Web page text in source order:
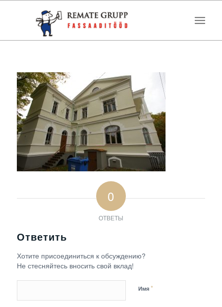
0
ОТВЕТЫ
Ответить
Хотите присоединиться к обсуждению?
Не стесняйтесь вносить свой вклад!
Имя *